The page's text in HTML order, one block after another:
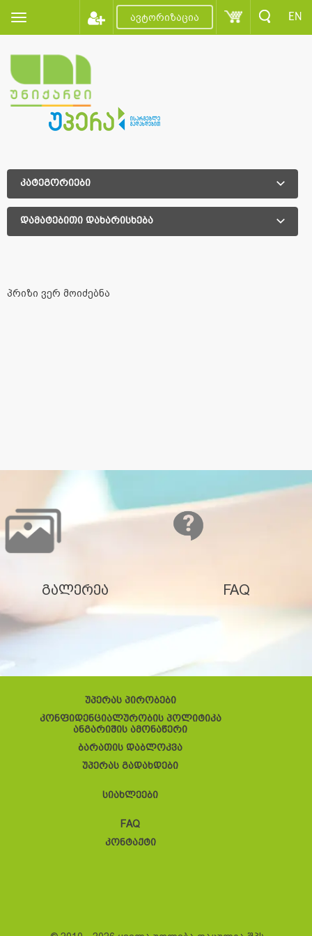
ავტორიზაცია EN
კატეგორიები
დამატებითი დახარისხება
პრიზი ვერ მოიძებნა
გალერეა FAQ
უპერას პირობები
კონფიდენციალურობის პოლიტიკა
ანგარიშის ამონაწერი
ბარათის დაბლოკვა
უპერას გადახდები
სიახლეები
FAQ
კონტაქტი